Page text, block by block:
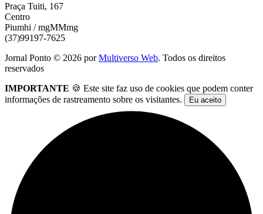
Praça Tuiti, 167
Centro
Piumhi / mgMMmg
(37)99197-7625
Jornal Ponto © 2026 porMultiverso Web. Todos os direitos
reservados
IMPORTANTE 🍪 Este site faz uso de cookies que podem conter
informações de rastreamento sobre os visitantes.
Eu aceito